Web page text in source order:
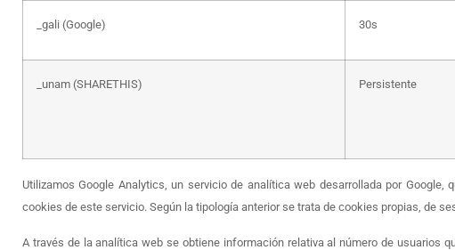
_gali (Google) 30s
_unam (SHARETHIS) Persistente
Utilizamos Google Analytics, un servicio de analítica web desarrollada por
cookies de este servicio. Según la tipología anterior se trata de cookies propias, de
A través de la analítica web se obtiene información relativa al número de usuarios